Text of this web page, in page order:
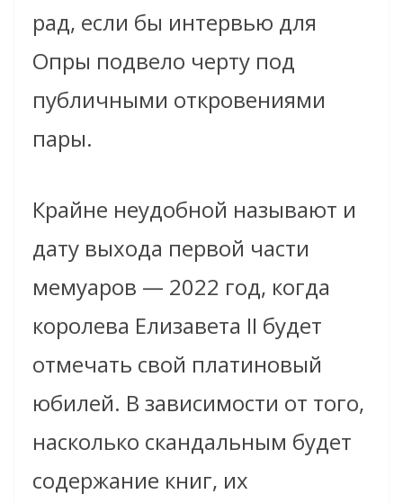
рад, если бы интервью для
Опры подвело черту под
публичными откровениями
пары.
Крайне неудобной называют и
дату выхода первой части
мемуаров — 2022 год, когда
королева Елизавета II будет
отмечать свой платиновый
юбилей. В зависимости от того,
насколько скандальным будет
содержание книг, их